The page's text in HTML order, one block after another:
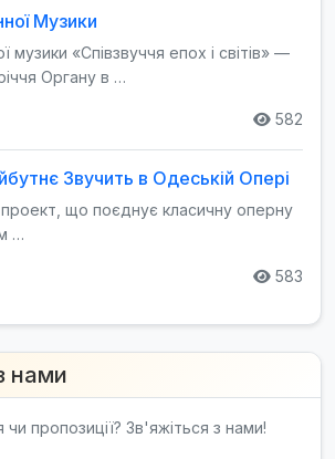
Музики
музики «Співзвуччя епох і світів» —
Органу в …
582
Звучить в Одеській Опері
що поєднує класичну оперну
…
583
нами
пропозиції? Зв'яжіться з нами!